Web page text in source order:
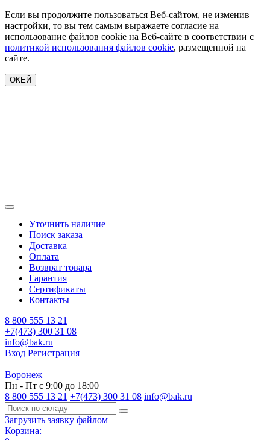
Если вы продолжите пользоваться Веб-сайтом, не изменив
настройки, то вы тем самым выражаете согласие на
использование файлов cookie на Веб-сайте в соответствии с
политикой использования файлов cookie, размещенной на
сайте.
ОКЕЙ
Уточнить наличие
Поиск заказа
Доставка
Оплата
Возврат товара
Гарантия
Сертификаты
Контакты
8 800 555 13 21
+7(473) 300 31 08
info@bak.ru
Вход Регистрация
Воронеж
Пн - Пт с 9:00 до 18:00
8 800 555 13 21 +7(473) 300 31 08 info@bak.ru
Загрузить заявку файлом
Корзина: